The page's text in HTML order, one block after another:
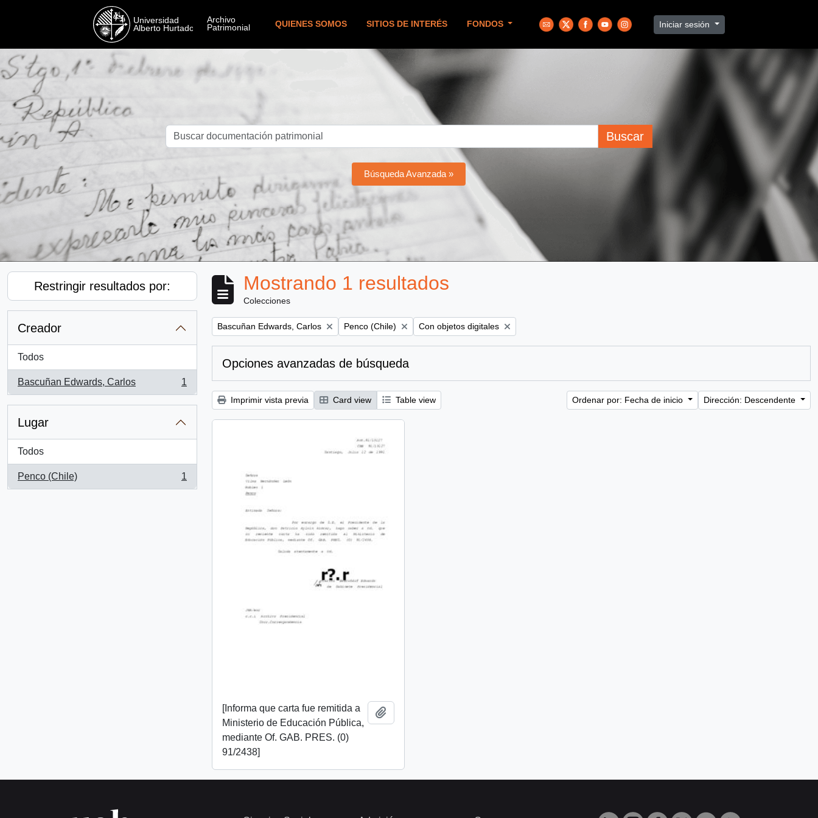
QUIENES SOMOS SITIOS DE INTERÉS FONDOS Iniciar sesión
Buscar
Búsqueda Avanzada »
Restringir resultados por:
Creador
Todos
Bascuñan Edwards, Carlos
, 1 resultados
1
Lugar
Todos
Penco (Chile)
, 1 resultados
1
Mostrando 1 resultados
Colecciones
Remove filter:
Bascuñan Edwards, Carlos Remove filter:
Penco (Chile) Remove filter:
Con objetos digitales
Opciones avanzadas de búsqueda
Imprimir vista previa Card view Table view Ordenar por: Fecha de inicio Dirección: Descendente
[Informa que carta fue remitida a
Ministerio de Educación Pública,
mediante Of. GAB. PRES. (0)
91/2438]